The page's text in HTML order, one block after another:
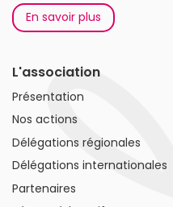
En savoir plus
L'association
Présentation
Nos actions
Délégations régionales
Délégations internationales
Partenaires